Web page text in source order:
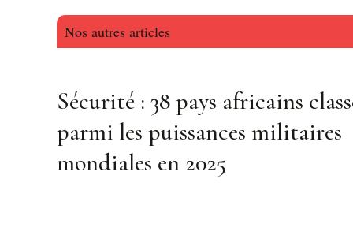
Nos autres articles
Sécurité : 38 pays africains
parmi les puissances militaires
mondiales en 2025